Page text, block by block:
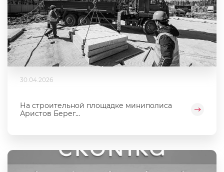
30.04.2026
На строительной площадке миниполиса
Аристов Берег...